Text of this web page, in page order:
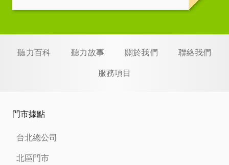
聽力百科 聽力故事 關於我們 聯絡我們
服務項目
門市據點
台北總公司
北區門市